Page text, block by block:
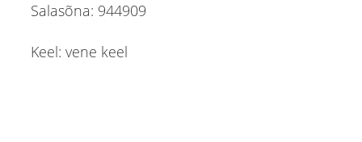
Salasõna: 944909
Keel: vene keel